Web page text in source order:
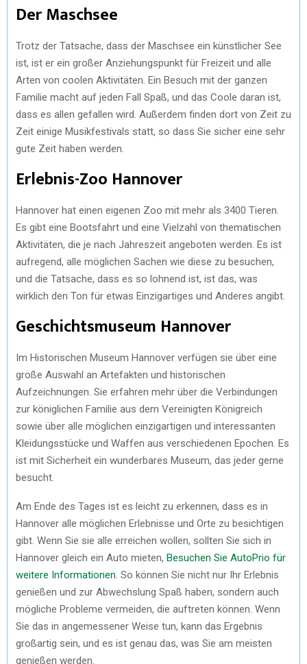
Der Maschsee
Trotz der Tatsache, dass der Maschsee ein künstlicher See
ist, ist er ein großer Anziehungspunkt für Freizeit und alle
Arten von coolen Aktivitäten. Ein Besuch mit der ganzen
Familie macht auf jeden Fall Spaß, und das Coole daran ist,
dass es allen gefallen wird. Außerdem finden dort von Zeit zu
Zeit einige Musikfestivals statt, so dass Sie sicher eine sehr
gute Zeit haben werden.
Erlebnis-Zoo Hannover
Hannover hat einen eigenen Zoo mit mehr als 3400 Tieren.
Es gibt eine Bootsfahrt und eine Vielzahl von thematischen
Aktivitäten, die je nach Jahreszeit angeboten werden. Es ist
aufregend, alle möglichen Sachen wie diese zu besuchen,
und die Tatsache, dass es so lohnend ist, ist das, was
wirklich den Ton für etwas Einzigartiges und Anderes angibt.
Geschichtsmuseum Hannover
Im Historischen Museum Hannover verfügen sie über eine
große Auswahl an Artefakten und historischen
Aufzeichnungen. Sie erfahren mehr über die Verbindungen
zur königlichen Familie aus dem Vereinigten Königreich
sowie über alle möglichen einzigartigen und interessanten
Kleidungsstücke und Waffen aus verschiedenen Epochen. Es
ist mit Sicherheit ein wunderbares Museum, das jeder gerne
besucht.
Am Ende des Tages ist es leicht zu erkennen, dass es in
Hannover alle möglichen Erlebnisse und Orte zu besichtigen
gibt. Wenn Sie sie alle erreichen wollen, sollten Sie sich in
Hannover gleich ein Auto mieten, Besuchen Sie AutoPrio für
weitere Informationen . So können Sie nicht nur Ihr Erlebnis
genießen und zur Abwechslung Spaß haben, sondern auch
mögliche Probleme vermeiden, die auftreten können. Wenn
Sie das in angemessener Weise tun, kann das Ergebnis
großartig sein, und es ist genau das, was Sie am meisten
genießen werden.